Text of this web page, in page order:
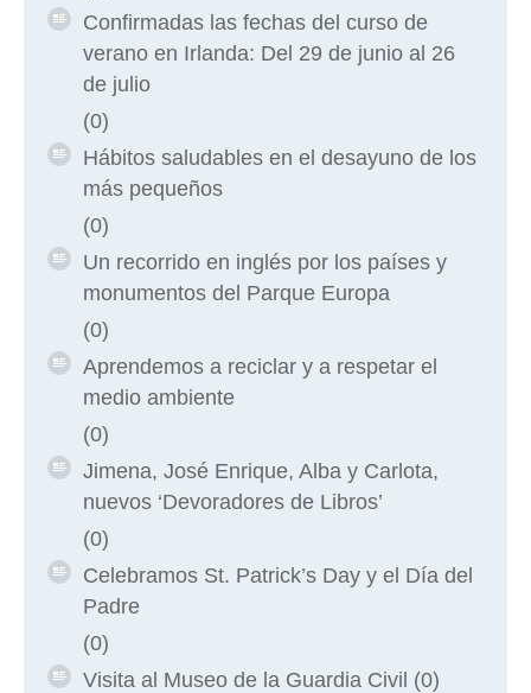
Confirmadas las fechas del curso de
verano en Irlanda: Del 29 de junio al 26
de julio
(0)
Hábitos saludables en el desayuno de los
más pequeños
(0)
Un recorrido en inglés por los países y
monumentos del Parque Europa
(0)
Aprendemos a reciclar y a respetar el
medio ambiente
(0)
Jimena, José Enrique, Alba y Carlota,
nuevos ‘Devoradores de Libros’
(0)
Celebramos St. Patrick’s Day y el Día del
Padre
(0)
Visita al Museo de la Guardia Civil (0)